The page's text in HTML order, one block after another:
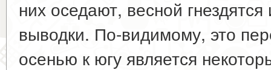
них оседают, весной
выводки. По-видимому, это
осенью к югу является